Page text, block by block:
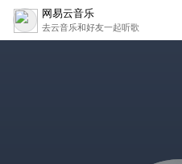
网易云音乐
去云音乐和好友一起听歌